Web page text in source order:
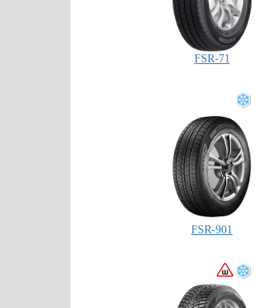
FSR-71
FSR-901